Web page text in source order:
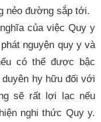
nẻo đường sắp tới.
của việc Quy y
nguyện quy y và
có thể được bậc
hy hữu đối với
sẽ rất lợi lạc nếu
nghi thức Quy y.